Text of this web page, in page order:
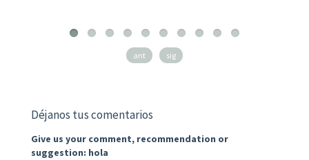
ant sig
Déjanos tus comentarios
Give us your comment, recommendation or
suggestion: hola